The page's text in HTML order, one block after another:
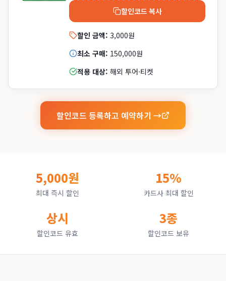
할인코드 복사
할인 금액: 3,000원
최소 구매: 150,000원
적용 대상: 해외 투어·티켓
할인코드 등록하고 예약하기 →
5,000원
최대 즉시 할인
15%
카드사 최대 할인
상시
할인코드 유효
3종
할인코드 보유